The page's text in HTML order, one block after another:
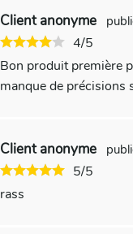
Client anonyme
4/5
Bon produit première
manque de précisions
Client anonyme
5/5
rass